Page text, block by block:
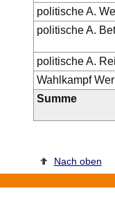
politische A.
politische A.
politische A.
Wahlkampf
Summe
Nach oben